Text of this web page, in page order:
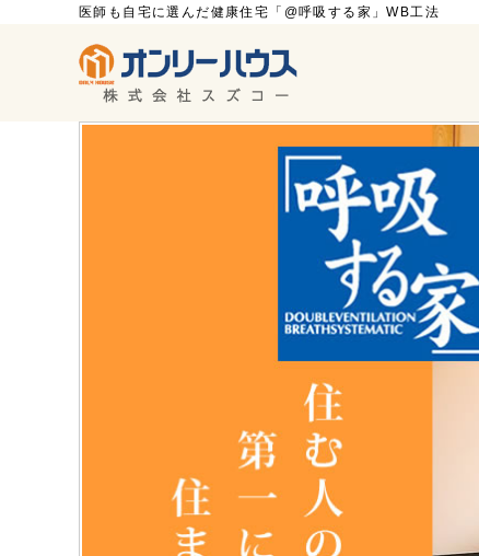
医師も自宅に選んだ健康住宅「@呼吸する家」WB工法